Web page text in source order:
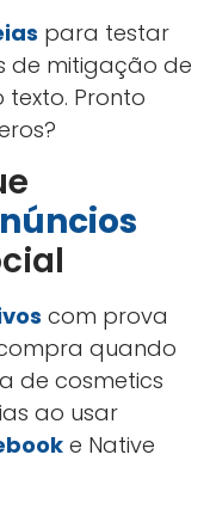
para testar
de mitigação de
Pronto
com prova
quando
de cosmetics
ao usar
e Native